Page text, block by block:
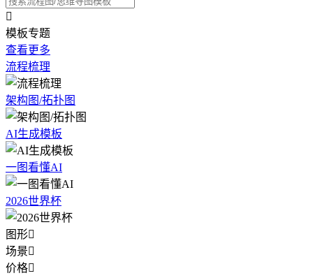

模板专题
查看更多
流程梳理
架构图/拓扑图
AI生成模板
一图看懂AI
2026世界杯
图形
场景
价格